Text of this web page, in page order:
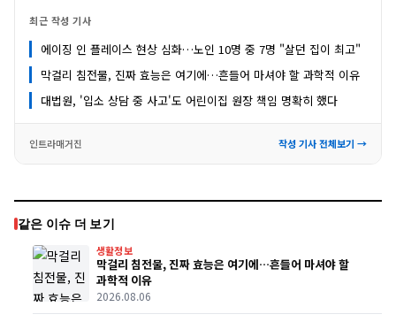
최근 작성 기사
에이징 인 플레이스 현상 심화…노인 10명 중 7명 "살던 집이 최고"
막걸리 침전물, 진짜 효능은 여기에…흔들어 마셔야 할 과학적 이유
대법원, '입소 상담 중 사고'도 어린이집 원장 책임 명확히 했다
인트라매거진 작성 기사 전체보기 →
같은 이슈 더 보기
생활정보
막걸리 침전물, 진짜 효능은 여기에…흔들어 마셔야 할
과학적 이유
2026.08.06